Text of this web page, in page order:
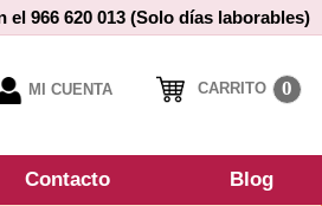
el 966 620 013 (Solo días laborables)
MI CUENTA CARRITO 0
Contacto Blog